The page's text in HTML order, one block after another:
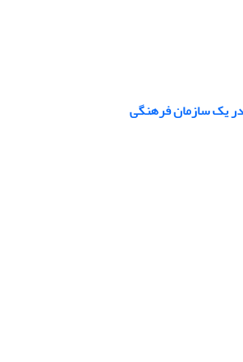
در یک سازمان‌ فرهنگی